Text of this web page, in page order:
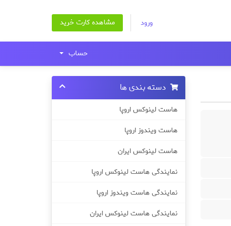
ورود مشاهده کارت خرید
حساب
دسته بندی ها
هاست لینوکس اروپا
هاست ویندوز اروپا
هاست لینوکس ایران
نمایندگی هاست لینوکس اروپا
نمایندگی هاست ویندوز اروپا
نمایندگی هاست لینوکس ایران